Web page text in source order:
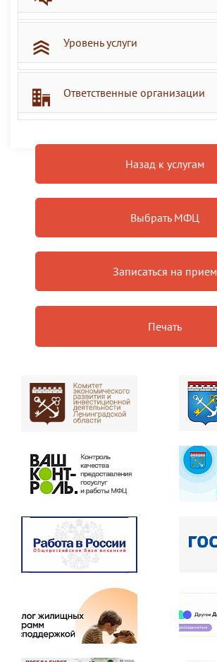
Уровень услуги
Ответственные организации
Назад к услугам
Выбрать МФЦ
Записаться на прием
Печать